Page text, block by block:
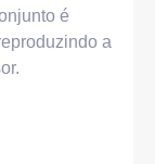
é
a